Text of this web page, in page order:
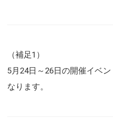
（補足1）
5月24日～26日の開催イベ
なります。